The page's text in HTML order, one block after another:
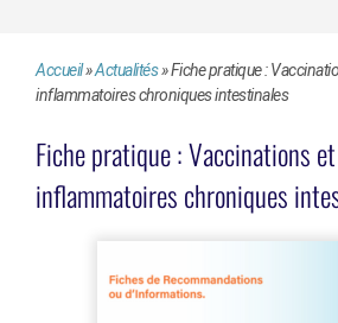
Accueil»Actualités»Fiche pratique :
inflammatoires chroniques intestinales
Fiche pratique : Vaccinations
inflammatoires chroniques